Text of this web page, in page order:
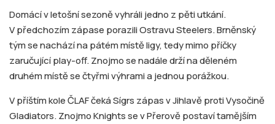
Domácí v letošní sezoně vyhráli jedno z pěti utkání.
V předchozím zápase porazili Ostravu Steelers. Brněnský
tým se nachází na pátém místě ligy, tedy mimo příčky
zaručující play-off. Znojmo se nadále drží na děleném
druhém místě se čtyřmi výhrami a jednou porážkou.
V příštím kole ČLAF čeká Sígrs zápas v Jihlavě proti Vysočině
Gladiators. Znojmo Knights se v Přerově postaví tamějším